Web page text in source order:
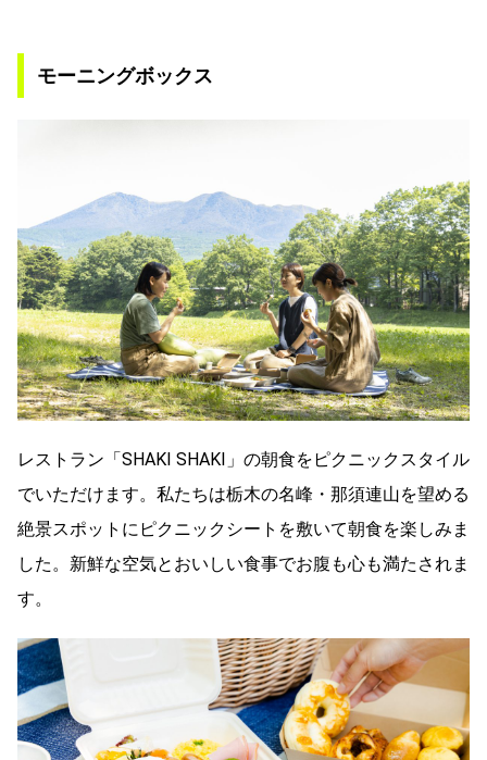
モーニングボックス
レストラン「SHAKI SHAKI」の朝食をピクニックスタイル
でいただけます。私たちは栃木の名峰・那須連山を望める
絶景スポットにピクニックシートを敷いて朝食を楽しみま
した。新鮮な空気とおいしい食事でお腹も心も満たされま
す。